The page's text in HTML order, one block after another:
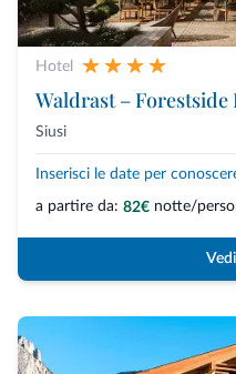
Hotel
Waldrast –
Siusi
Inserisci le date per
a partire da: 82€ notte/